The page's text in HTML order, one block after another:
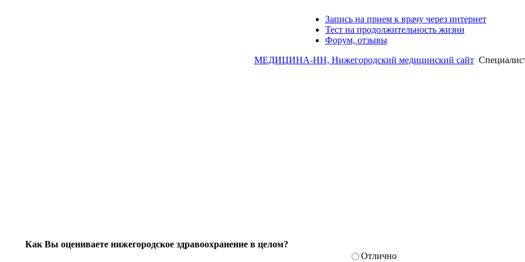
Запись на прием к врачу через интернет
Тест на продолжительность жизни
Форум, отзывы
МЕДИЦИНА-НН, Нижегородский медицинский сайт
Как Вы оцениваете нижегородское здравоохранение в целом?
Отлично